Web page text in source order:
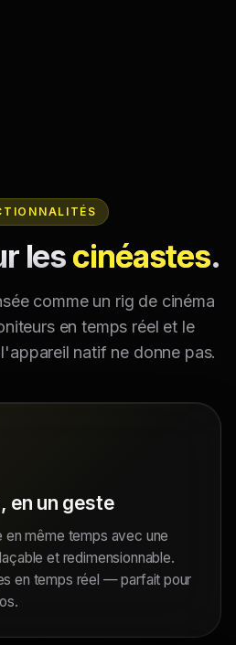
lescinéastes.
comme un rig de cinéma
en temps réel et le
natif ne donne pas.
en un geste
en même temps avec une
et redimensionnable.
en temps réel — parfait pour